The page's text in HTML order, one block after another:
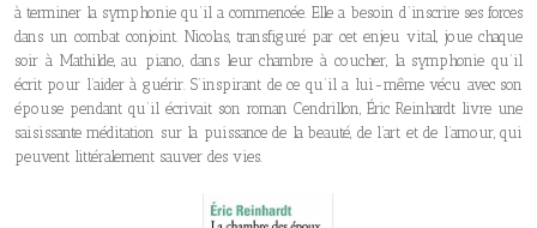
à terminer la symphonie qu’il a commencée. Elle a besoin d’inscrire ses forces
dans un combat conjoint. Nicolas, transfiguré par cet enjeu vital, joue chaque
soir à Mathilde, au piano, dans leur chambre à coucher, la symphonie qu’il
écrit pour l’aider à guérir. S’inspirant de ce qu’il a lui-même vécu avec son
épouse pendant qu’il écrivait son roman Cendrillon, Éric Reinhardt livre une
saisissante méditation sur la puissance de la beauté, de l’art et de l’amour, qui
peuvent littéralement sauver des vies.